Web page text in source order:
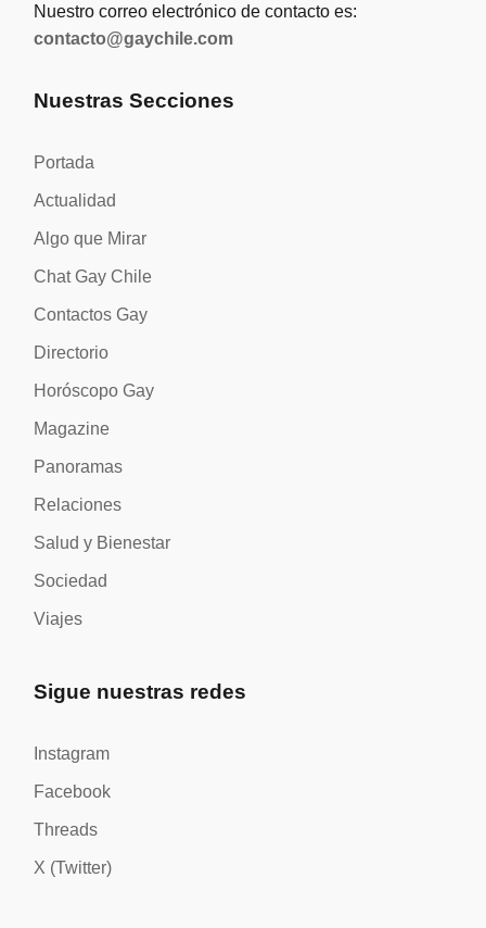
Nuestro correo electrónico de contacto es:
contacto@gaychile.com
Nuestras Secciones
Portada
Actualidad
Algo que Mirar
Chat Gay Chile
Contactos Gay
Directorio
Horóscopo Gay
Magazine
Panoramas
Relaciones
Salud y Bienestar
Sociedad
Viajes
Sigue nuestras redes
Instagram
Facebook
Threads
X (Twitter)